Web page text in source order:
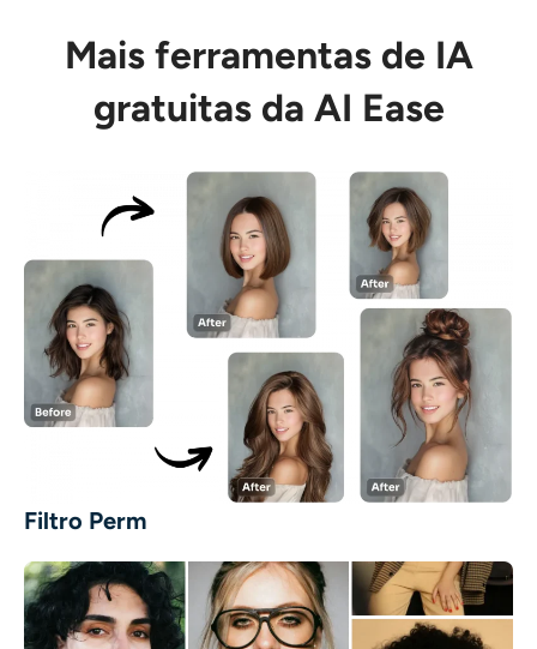
Mais ferramentas de IA
gratuitas da AI Ease
Filtro Perm